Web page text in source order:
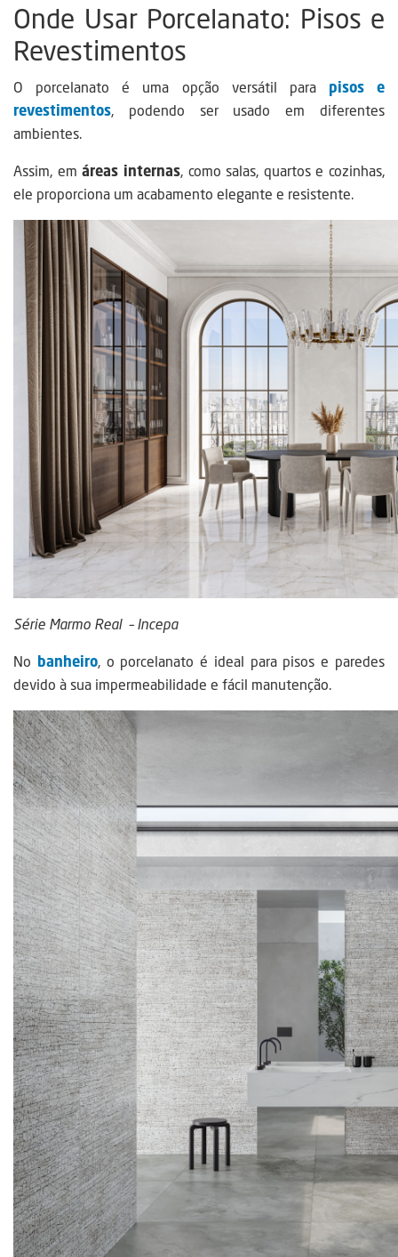
Onde Usar Porcelanato: Pisos e
Revestimentos
O porcelanato é uma opção versátil para pisos e
revestimentos, podendo ser usado em diferentes
ambientes.
Assim, emáreas internas, como salas, quartos e cozinhas,
ele proporciona um acabamento elegante e resistente.
Série Marmo Real – Incepa
No banheiro, o porcelanato é ideal para pisos e paredes
devido à sua impermeabilidade e fácil manutenção.